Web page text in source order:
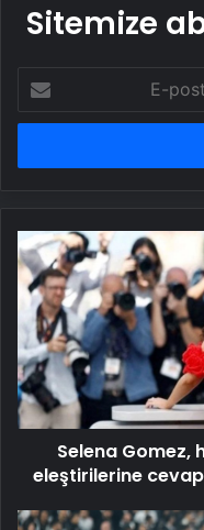
Sitemize
posta
adresinizi
Selena
Gomez,
hakkındaki
oyuncu
değil
eleştirilerine
cevap
verdi:
Elimden
geleni
Selena Gomez,
eleştirilerine
Fenerbahçe,